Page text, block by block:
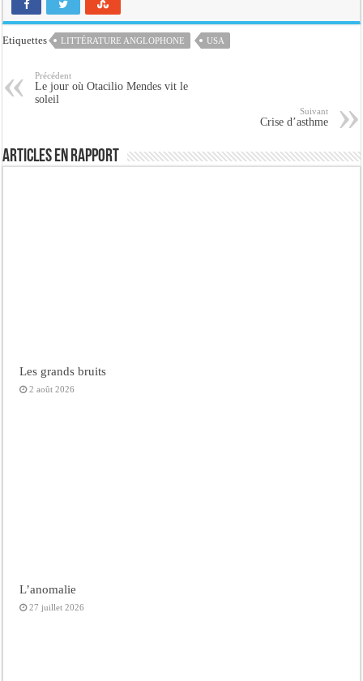
Etiquettes LITTÉRATURE ANGLOPHONE USA
Précédent
Le jour où Otacilio Mendes vit le
soleil
Suivant
Crise d’asthme
Articles en rapport
Les grands bruits
2 août 2026
L’anomalie
27 juillet 2026